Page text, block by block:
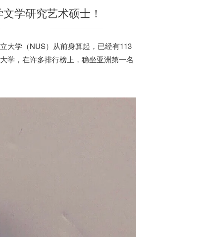
学研究艺术硕士！
大学（NUS）从前身算起，已经有113
学，在许多排行榜上， 稳坐亚洲第一名